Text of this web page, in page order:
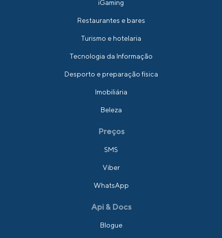
iGaming
Restaurantes e bares
Turismo e hotelaria
Tecnologia da Informação
Desporto e preparação física
Imobiliária
Beleza
Preços
SMS
Viber
WhatsApp
Api & Docs
Blogue